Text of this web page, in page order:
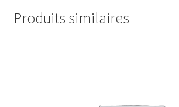
Produits similaires